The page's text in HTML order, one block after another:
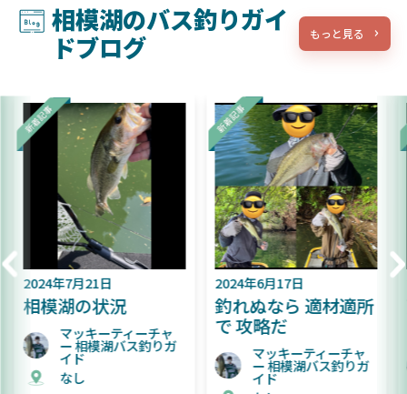
相模湖のバス釣りガイ
ドブログ
もっと見る
2024年6月17日
釣れぬなら 適材適所
で 攻略だ
マッキーティーチャ
2024年6月9日
難易度が上がってき
た相模湖
マッキーティーチャ
ー 相模湖バス釣りガ
イド